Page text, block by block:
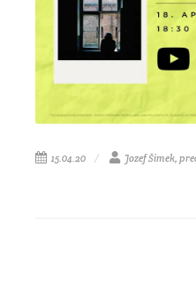
15.04.20 Jozef Šimek,